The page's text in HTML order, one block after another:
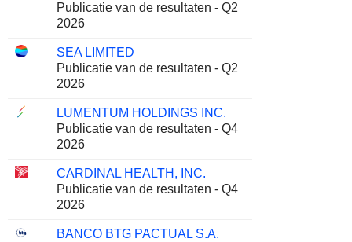
Publicatie van de resultaten - Q2
2026
SEA LIMITED
Publicatie van de resultaten - Q2
2026
LUMENTUM HOLDINGS INC.
Publicatie van de resultaten - Q4
2026
CARDINAL HEALTH, INC.
Publicatie van de resultaten - Q4
2026
BANCO BTG PACTUAL S.A.